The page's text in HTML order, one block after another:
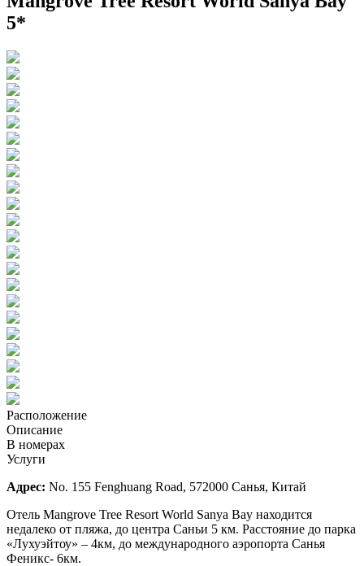
5*
Расположение
Описание
В номерах
Услуги
Адрес: No. 155 Fenghuang Road, 572000 Санья, Китай
Отель Mangrove Tree Resort World Sanya Bay находится
недалеко от пляжа, до центра Саньи 5 км. Расстояние до парка
«Лухуэйтоу» – 4км, до международного аэропорта Санья
Феникс- 6км.